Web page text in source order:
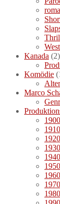
Kanada (2)
Komödie
Marco